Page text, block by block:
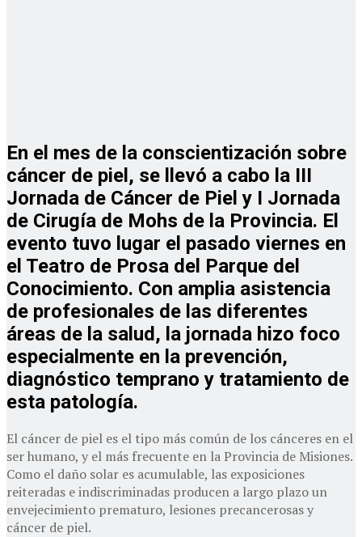
En el mes de la conscientización sobre
cáncer de piel, se llevó a cabo la III
Jornada de Cáncer de Piel y I Jornada
de Cirugía de Mohs de la Provincia. El
evento tuvo lugar el pasado viernes en
el Teatro de Prosa del Parque del
Conocimiento. Con amplia asistencia
de profesionales de las diferentes
áreas de la salud, la jornada hizo foco
especialmente en la prevención,
diagnóstico temprano y tratamiento de
esta patología.
El cáncer de piel es el tipo más común de los cánceres en el
ser humano, y el más frecuente en la Provincia de Misiones.
Como el daño solar es acumulable, las exposiciones
reiteradas e indiscriminadas producen a largo plazo un
envejecimiento prematuro, lesiones precancerosas y
cáncer de piel.